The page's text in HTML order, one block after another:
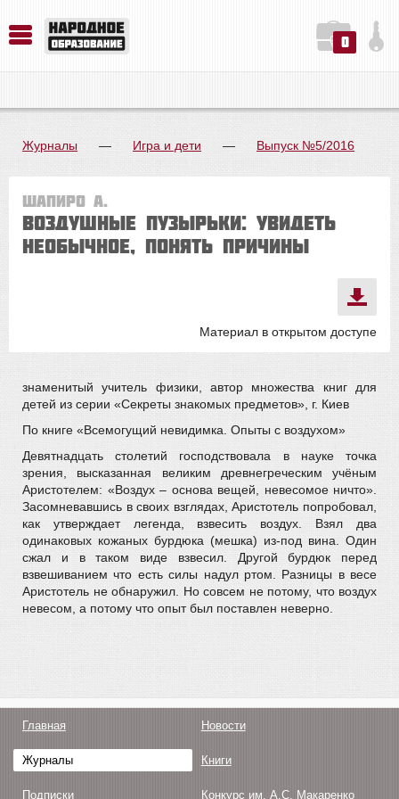
0
Журналы — Игра и дети — Выпуск №5/2016
Шапиро А.
ВОЗДУШНЫЕ ПУЗЫРЬКИ: УВИДЕТЬ
НЕОБЫЧНОЕ, ПОНЯТЬ ПРИЧИНЫ
Материал в открытом доступе
знаменитый учитель физики, автор множества книг для
детей из серии «Секреты знакомых предметов», г. Киев
По книге «Всемогущий невидимка. Опыты с воздухом»
Девятнадцать столетий господствовала в науке точка
зрения, высказанная великим древнегреческим учёным
Аристотелем: «Воздух – основа вещей, невесомое ничто».
Засомневавшись в своих взглядах, Аристотель попробовал,
как утверждает легенда, взвесить воздух. Взял два
одинаковых кожаных бурдюка (мешка) из-под вина. Один
сжал и в таком виде взвесил. Другой бурдюк перед
взвешиванием что есть силы надул ртом. Разницы в весе
Аристотель не обнаружил. Но совсем не потому, что воздух
невесом, а потому что опыт был поставлен неверно.
Главная Новости
Журналы Книги
Подписки Конкурс им. А.С. Макаренко